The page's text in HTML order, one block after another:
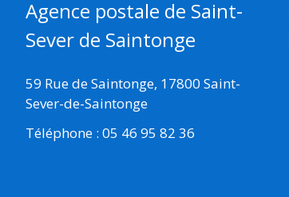
Agence postale de Saint-
Sever de Saintonge
59 Rue de Saintonge, 17800 Saint-
Sever-de-Saintonge
Téléphone : 05 46 95 82 36